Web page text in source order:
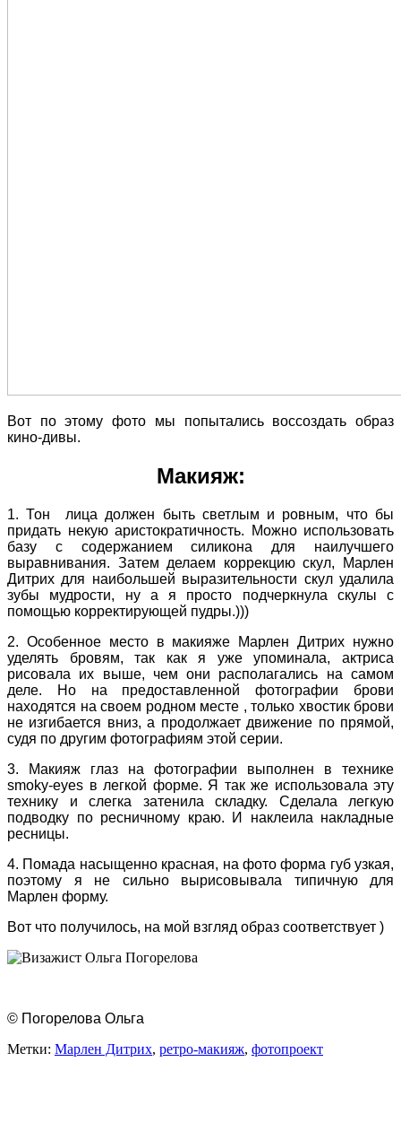
Вот по этому фото мы попытались воссоздать образ
кино-дивы.
Макияж:
1. Тон лица должен быть светлым и ровным, что бы
придать некую аристократичность. Можно использовать
базу с содержанием силикона для наилучшего
выравнивания. Затем делаем коррекцию скул, Марлен
Дитрих для наибольшей выразительности скул удалила
зубы мудрости, ну а я просто подчеркнула скулы с
помощью корректирующей пудры.)))
2. Особенное место в макияже Марлен Дитрих нужно
уделять бровям, так как я уже упоминала, актриса
рисовала их выше, чем они располагались на самом
деле. Но на предоставленной фотографии брови
находятся на своем родном месте , только хвостик брови
не изгибается вниз, а продолжает движение по прямой,
судя по другим фотографиям этой серии.
3. Макияж глаз на фотографии выполнен в технике
smoky-eyes в легкой форме. Я так же использовала эту
технику и слегка затенила складку. Сделала легкую
подводку по ресничному краю. И наклеила накладные
ресницы.
4. Помада насыщенно красная, на фото форма губ узкая,
поэтому я не сильно вырисовывала типичную для
Марлен форму.
Вот что получилось, на мой взгляд образ соответствует )
© Погорелова Ольга
Метки: Марлен Дитрих, ретро-макияж, фотопроект